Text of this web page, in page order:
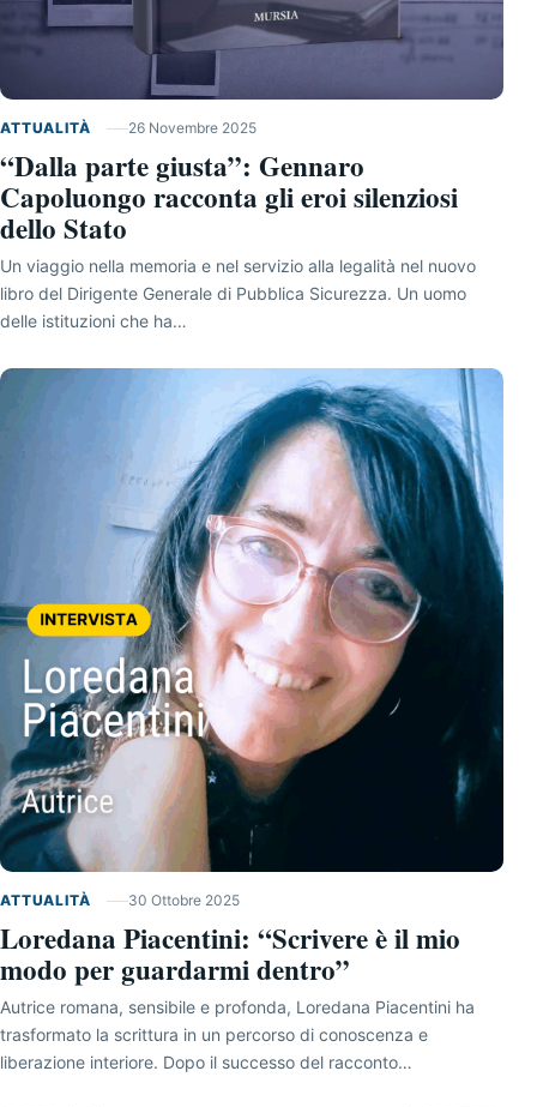
ATTUALITÀ 26 Novembre 2025
“Dalla parte giusta”: Gennaro
Capoluongo racconta gli eroi silenziosi
dello Stato
Un viaggio nella memoria e nel servizio alla legalità nel nuovo
libro del Dirigente Generale di Pubblica Sicurezza. Un uomo
delle istituzioni che ha…
ATTUALITÀ 30 Ottobre 2025
Loredana Piacentini: “Scrivere è il mio
modo per guardarmi dentro”
Autrice romana, sensibile e profonda, Loredana Piacentini ha
trasformato la scrittura in un percorso di conoscenza e
liberazione interiore. Dopo il successo del racconto…